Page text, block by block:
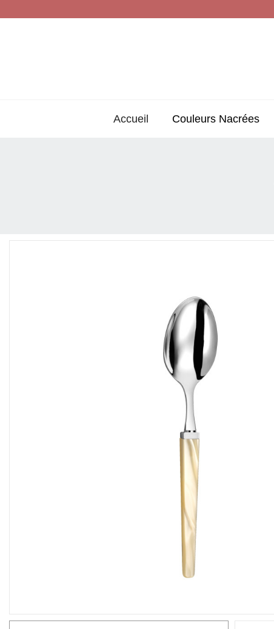
Accueil Couleurs Nacrées